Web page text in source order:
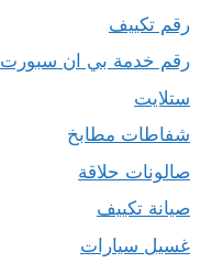
رقم تكييف
رقم خدمة بي ان سبورت
ستلايت
شفاطات مطابخ
صالونات حلاقة
صيانة تكييف
غسيل سيارات